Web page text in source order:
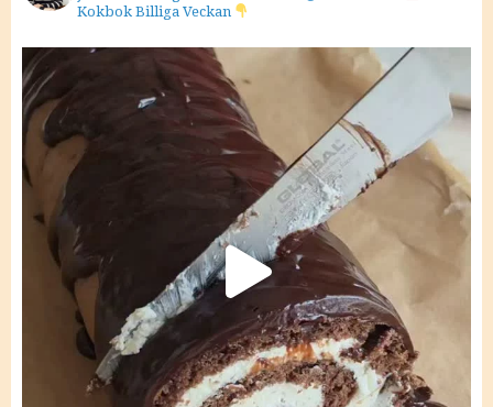
Kokbok Billiga Veckan